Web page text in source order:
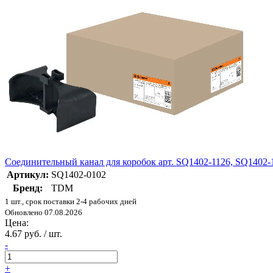
Соединительный канал для коробок арт. SQ1402-1126,
Артикул: SQ1402-0102
Бренд:
TDM
1 шт., срок поставки 2-4 рабочих дней
Обновлено 07.08.2026
Цена:
4.67 руб. / шт.
-
+